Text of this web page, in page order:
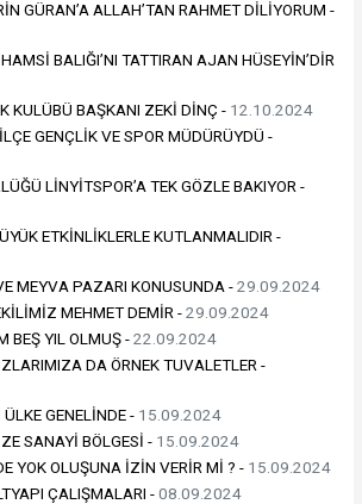
GÜRAN’A ALLAH’TAN RAHMET DİLİYORUM -
BALIĞI’NI TATTIRAN AJAN HÜSEYİN’DİR
KULÜBÜ BAŞKANI ZEKİ DİNÇ - 12.10.2024
GENÇLİK VE SPOR MÜDÜRÜYDÜ -
LİNYİTSPOR’A TEK GÖZLE BAKIYOR -
ETKİNLİKLERLE KUTLANMALIDIR -
MEYVA PAZARI KONUSUNDA -29.09.2024
MEHMET DEMİR -29.09.2024
BEŞ YIL OLMUŞ -22.09.2024
DA ÖRNEK TUVALETLER -
GENELİNDE - 15.09.2024
SANAYİ BÖLGESİ - 15.09.2024
YOK OLUŞUNA İZİN VERİR Mİ ? - 15.09.2024
ÇALIŞMALARI -08.09.2024